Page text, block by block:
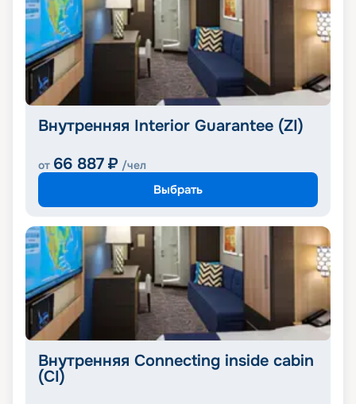
Внутренняя Interior Guarantee (ZI)
от 66 887 ₽ /чел
Выбрать
Внутренняя Connecting inside cabin
(CI)